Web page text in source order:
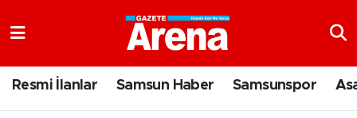
Resmi İlanlar Samsun Haber Samsunspor